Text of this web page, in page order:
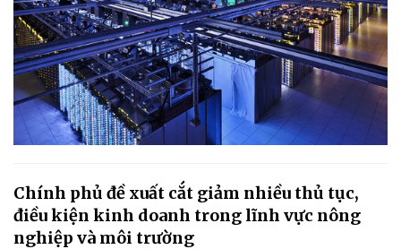
Chính phủ đề xuất cắt giảm nhiều thủ tục,
điều kiện kinh doanh trong lĩnh vực nông
nghiệp và môi trường